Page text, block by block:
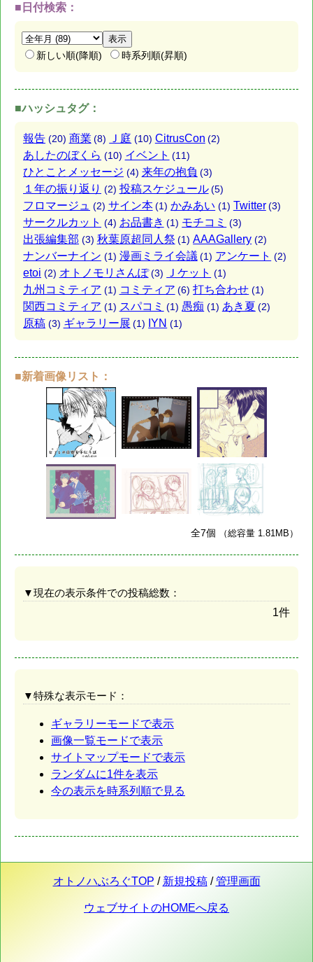
■日付検索：
新しい順(降順) 時系列順(昇順)
■ハッシュタグ：
報告 (20) 商業 (8) Ｊ庭 (10) CitrusCon (2)
あしたのぼくら (10) イベント (11)
ひとことメッセージ (4) 来年の抱負 (3)
１年の振り返り (2) 投稿スケジュール (5)
フロマージュ (2) サイン本 (1) かみあい (1) Twitter (3)
サークルカット (4) お品書き (1) モチコミ (3)
出張編集部 (3) 秋葉原超同人祭 (1) AAAGallery (2)
ナンバーナイン (1) 漫画ミライ会議 (1) アンケート (2)
etoi (2) オトノモリさんぽ (3) Ｊケット (1)
九州コミティア (1) コミティア (6) 打ち合わせ (1)
関西コミティア (1) スパコミ (1) 愚痴 (1) あき夏 (2)
原稿 (3) ギャラリー展 (1) IYN (1)
■新着画像リスト：
全7個 （総容量 1.81MB）
▼現在の表示条件での投稿総数：
1件
▼特殊な表示モード：
ギャラリーモードで表示
画像一覧モードで表示
サイトマップモードで表示
ランダムに1件を表示
今の表示を時系列順で見る
オトノハぶろぐTOP / 新規投稿/管理画面
ウェブサイトのHOMEへ戻る